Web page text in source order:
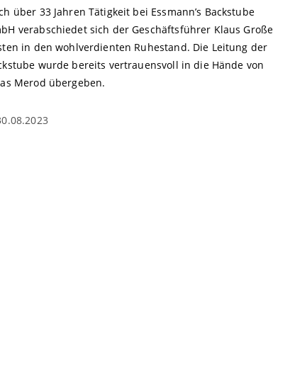
über 33 Jahren Tätigkeit bei Essmann’s Backstube
verabschiedet sich der Geschäftsführer Klaus Große
in den wohlverdienten Ruhestand. Die Leitung der
wurde bereits vertrauensvoll in die Hände von
Merod übergeben.